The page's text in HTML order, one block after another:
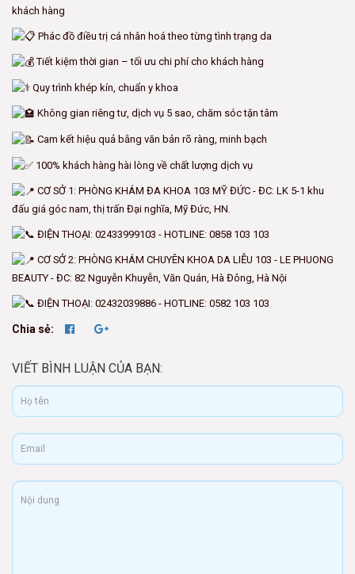
khách hàng
Phác đồ điều trị cá nhân hoá theo từng tình trạng da
Tiết kiệm thời gian – tối ưu chi phí cho khách hàng
Quy trình khép kín, chuẩn y khoa
Không gian riêng tư, dịch vụ 5 sao, chăm sóc tận tâm
Cam kết hiệu quả bằng văn bản rõ ràng, minh bạch
100% khách hàng hài lòng về chất lượng dịch vụ
CƠ SỞ 1: PHÒNG KHÁM ĐA KHOA 103 MỸ ĐỨC - ĐC: LK 5-1 khu
đấu giá góc nam, thị trấn Đại nghĩa, Mỹ Đức, HN.
ĐIỆN THOẠI: 02433999103 - HOTLINE: 0858 103 103
CƠ SỞ 2: PHÒNG KHÁM CHUYÊN KHOA DA LIỄU 103 - LE PHUONG
BEAUTY - ĐC: 82 Nguyễn Khuyễn, Văn Quán, Hà Đông, Hà Nội
ĐIỆN THOẠI: 02432039886 - HOTLINE: 0582 103 103
Chia sẻ:
VIẾT BÌNH LUẬN CỦA BẠN: